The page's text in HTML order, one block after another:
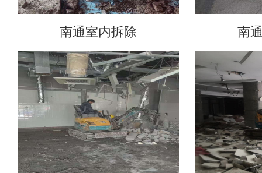
南通室内拆除 南